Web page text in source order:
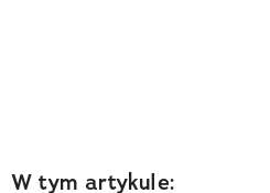
W tym artykule: